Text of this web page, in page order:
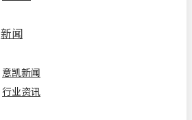
新闻
意凯新闻
行业资讯